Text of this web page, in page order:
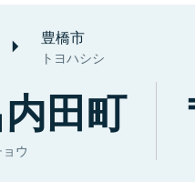
豊橋市
トヨハシシ
田町
ウ